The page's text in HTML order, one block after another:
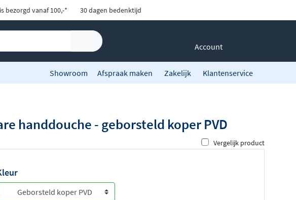
bezorgd vanaf 100,-* 30 dagen bedenktijd
Account
Showroom Afspraak maken Zakelijk Klantenservice
handdouche - geborsteld koper PVD
Vergelijk product